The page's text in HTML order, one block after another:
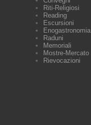
Riti-Religiosi
Reading
Escursioni
Enogastronomia
Raduni
Memoriali
Mostre-Mercato
Rievocazioni